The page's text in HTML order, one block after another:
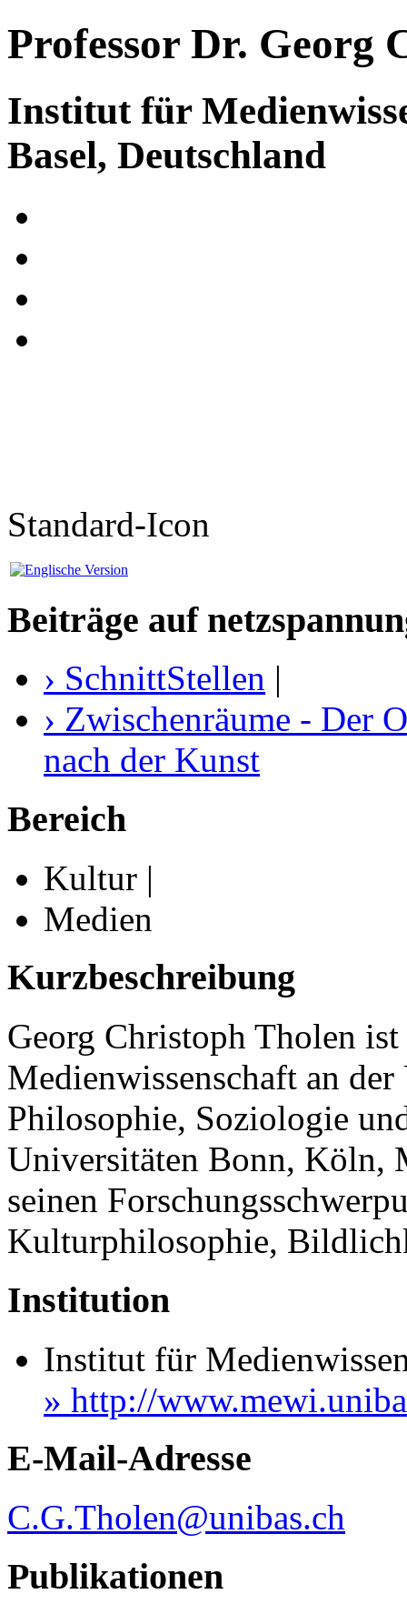
Professor Dr. Georg
Institut für
Basel, Deutschland
Standard-Icon
Beiträge auf
› SchnittStellen |
› Zwischenräume - Der
nach der Kunst
Bereich
Kultur |
Medien
Kurzbeschreibung
Georg Christoph Tholen
Medienwissenschaft an
Philosophie, Soziologie
Universitäten Bonn, Köln,
seinen
Kulturphilosophie,
Institution
Institut für
» http://
E-Mail-Adresse
C.G.Tholen@unibas.ch
Publikationen